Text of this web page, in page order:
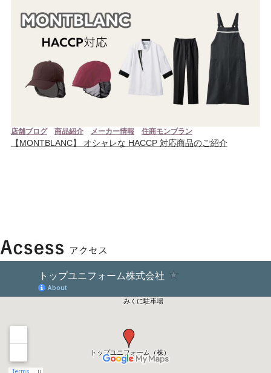
店舗ブログ 商品紹介 メーカー情報 住商モンブラン
【MONTBLANC】 オシャレな HACCP 対応商品のご紹介